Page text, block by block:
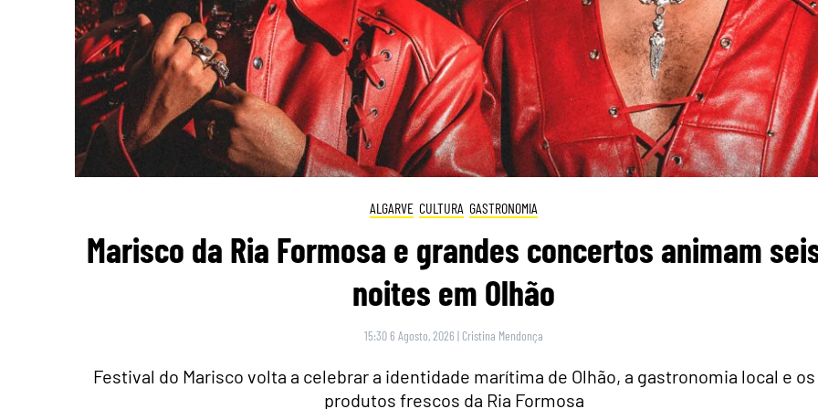
ALGARVE CULTURA GASTRONOMIA
Marisco da Ria Formosa e grandes concertos animam
noites em Olhão
15:30 6 Agosto, 2026 | Cristina Mendonça
Festival do Marisco volta a celebrar a identidade marítima de Olhão, a gastronomia local e os
produtos frescos da Ria Formosa